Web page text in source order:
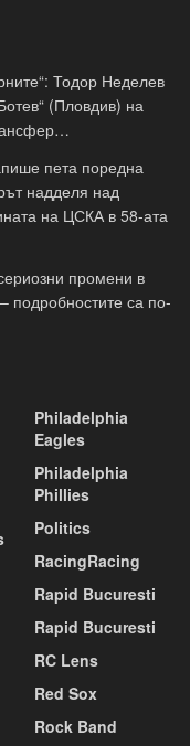
Тодор Неделев
(Пловдив) на
пета поредна
надделя над
на ЦСКА в 58-ата
промени в
подробностите са по-
Philadelphia
Eagles
Philadelphia
Phillies
Politics
RacingRacing
Rapid Bucuresti
Rapid Bucuresti
RC Lens
Red Sox
Rock Band